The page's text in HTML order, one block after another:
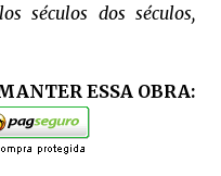
séculos dos séculos,
ESSA OBRA: